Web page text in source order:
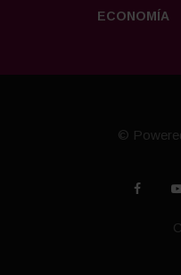
ECONOMÍA
©